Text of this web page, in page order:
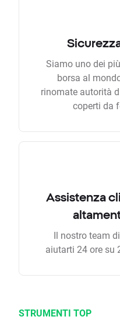
Siamo uno dei
borsa al
rinomate autorità
coperti da
Assistenza
Il nostro team
aiutarti 24 ore su
STRUMENTI TOP